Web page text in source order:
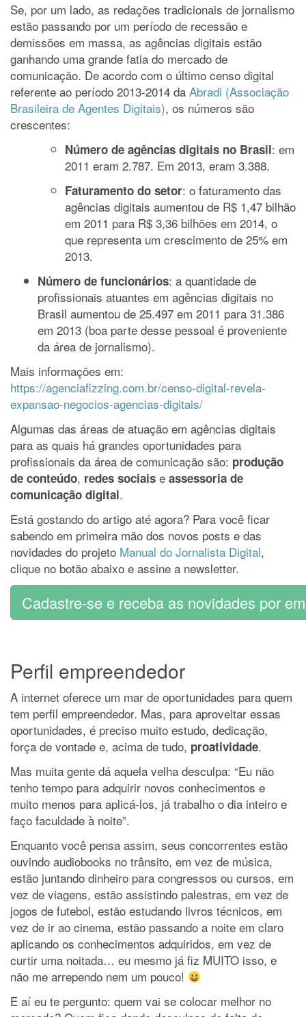
Se, por um lado, as redações tradicionais de jornalismo
estão passando por um período de recessão e
demissões em massa, as agências digitais estão
ganhando uma grande fatia do mercado de
comunicação. De acordo com o último censo digital
referente ao período 2013-2014 da Abradi (Associação
Brasileira de Agentes Digitais), os números são
crescentes:
Número de agências digitais no Brasil: em
2011 eram 2.787. Em 2013, eram 3.388.
Faturamento do setor: o faturamento das
agências digitais aumentou de R$ 1,47 bilhão
em 2011 para R$ 3,36 bilhões em 2014, o
que representa um crescimento de 25% em
2013.
Número de funcionários: a quantidade de
profissionais atuantes em agências digitais no
Brasil aumentou de 25.497 em 2011 para 31.386
em 2013 (boa parte desse pessoal é proveniente
da área de jornalismo).
Mais informações em:
https://agenciafizzing.com.br/censo-digital-revela-
expansao-negocios-agencias-digitais/
Algumas das áreas de atuação em agências digitais
para as quais há grandes oportunidades para
profissionais da área de comunicação são: produção
de conteúdo, redes sociais e assessoria de
comunicação digital.
Está gostando do artigo até agora? Para você ficar
sabendo em primeira mão dos novos posts e das
novidades do projeto Manual do Jornalista Digital,
clique no botão abaixo e assine a newsletter.
Cadastre-se e receba as novidades por
Perfil empreendedor
A internet oferece um mar de oportunidades para quem
tem perfil empreendedor. Mas, para aproveitar essas
oportunidades, é preciso muito estudo, dedicação,
força de vontade e, acima de tudo, proatividade.
Mas muita gente dá aquela velha desculpa: “Eu não
tenho tempo para adquirir novos conhecimentos e
muito menos para aplicá-los, já trabalho o dia inteiro e
faço faculdade à noite”.
Enquanto você pensa assim, seus concorrentes estão
ouvindo audiobooks no trânsito, em vez de música,
estão juntando dinheiro para congressos ou cursos, em
vez de viagens, estão assistindo palestras, em vez de
jogos de futebol, estão estudando livros técnicos, em
vez de ir ao cinema, estão passando a noite em claro
aplicando os conhecimentos adquiridos, em vez de
curtir uma noitada… eu mesmo já fiz MUITO isso, e
não me arrependo nem um pouco!
E aí eu te pergunto: quem vai se colocar melhor no